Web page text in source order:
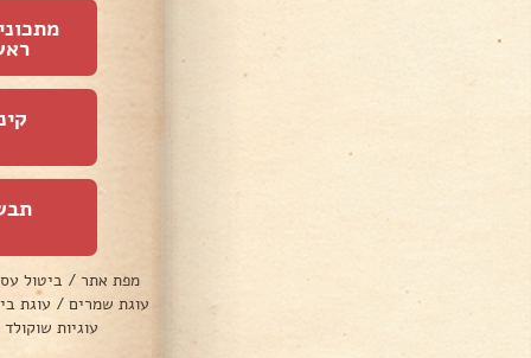
מפת אתר / ביטול
עוגת שמרים / עוגת
עוגיות